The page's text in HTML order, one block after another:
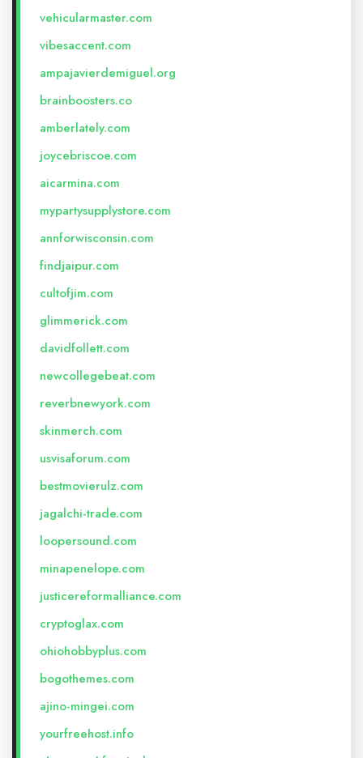
vehicularmaster.com
vibesaccent.com
ampajavierdemiguel.org
brainboosters.co
amberlately.com
joycebriscoe.com
aicarmina.com
mypartysupplystore.com
annforwisconsin.com
findjaipur.com
cultofjim.com
glimmerick.com
davidfollett.com
newcollegebeat.com
reverbnewyork.com
skinmerch.com
usvisaforum.com
bestmovierulz.com
jagalchi-trade.com
loopersound.com
minapenelope.com
justicereformalliance.com
cryptoglax.com
ohiohobbyplus.com
bogothemes.com
ajino-mingei.com
yourfreehost.info